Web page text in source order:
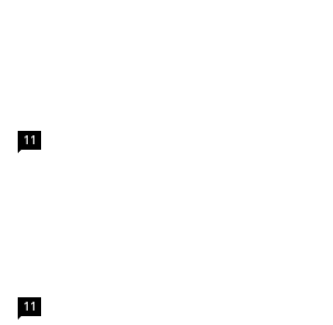
11
11